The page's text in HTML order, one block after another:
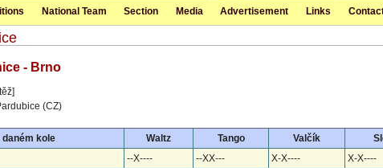
National Team Section Media Advertisement Links
- Brno
(CZ)
kole Waltz Tango Valčík
--X---- --XX--- X-X---- X-X----